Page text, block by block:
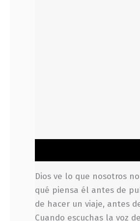
Dios ve lo que nosotros
qué piensa él antes de
de hacer un viaje, antes
Cuando escuchas la voz